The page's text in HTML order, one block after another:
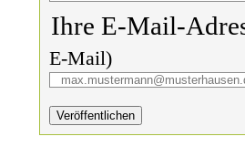
Ihre E-Mail-
E-Mail)
Veröffentlichen